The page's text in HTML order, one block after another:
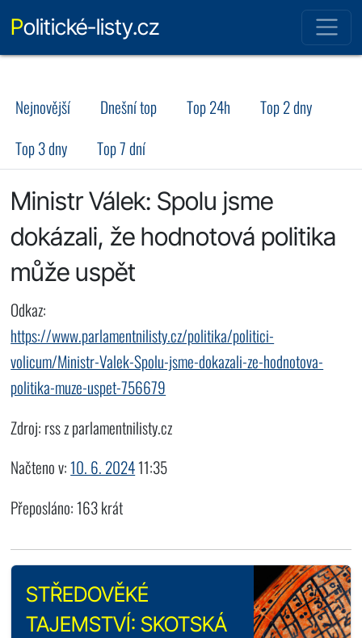
Politické-listy.cz
Nejnovější Dnešní top Top 24h
Top 2 dny
Top 3 dny
Top 7 dní
Ministr Válek: Spolu jsme
dokázali, že hodnotová politika
může uspět
Odkaz:
https://www.parlamentnilisty.cz/politika/politici-
volicum/Ministr-Valek-Spolu-jsme-dokazali-ze-hodnotova-
politika-muze-uspet-756679
Zdroj: rss z parlamentnilisty.cz
Načteno v:10. 6. 202411:35
Přeposláno: 163 krát
STŘEDOVĚKÉ
TAJEMSTVÍ: SKOTSKÁ